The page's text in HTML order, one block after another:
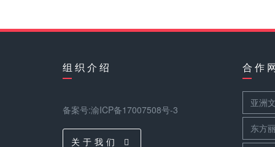
组 织 介 绍
备案号:渝ICP备17007508号-3
关 于 我 们
合 作
亚洲
东方